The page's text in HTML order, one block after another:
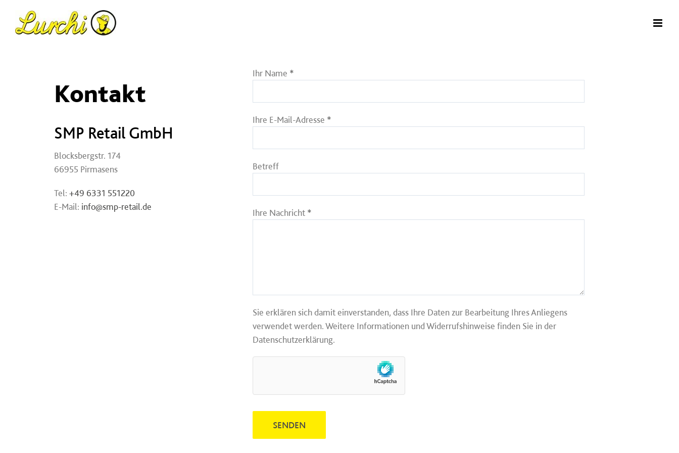
Inhalt
springen
Kontakt
SMP Retail GmbH
Blocksbergstr. 174
66955 Pirmasens
Tel: +49 6331 551220
E-Mail: info@smp-retail.de
Ihr Name
Ihre E-Mail-Adresse
Bitte lasse dieses Feld leer.
Betreff
Ihre Nachricht
Sie erklären sich damit einverstanden, dass Ihre Daten zur Bearbeitung Ihres Anliegens
verwendet werden. Weitere Informationen und Widerrufshinweise finden Sie in der
Datenschutzerklärung.